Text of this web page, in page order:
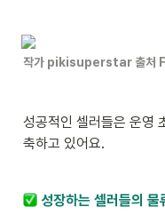
작가 pikisuperstar 출처
성공적인 셀러들은 운영
축하고 있어요.
성장하는 셀러들의 물